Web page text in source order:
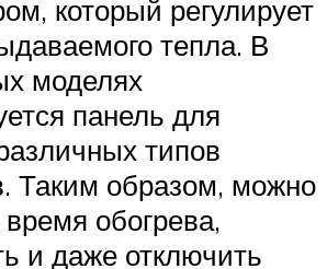
который регулирует
тепла. В
моделях
панель для
типов
Таким образом, можно
обогрева,
и даже отключить